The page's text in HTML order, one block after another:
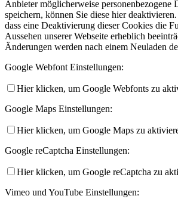
Anbieter möglicherweise personenbezogene
speichern, können Sie diese hier
dass eine Deaktivierung dieser Cookies die
Aussehen unserer Webseite erheblich
Änderungen werden nach einem Neuladen
Google Webfont Einstellungen:
Hier klicken, um Google Webfonts zu
Google Maps Einstellungen:
Hier klicken, um Google Maps zu
Google reCaptcha Einstellungen:
Hier klicken, um Google reCaptcha zu
Vimeo und YouTube Einstellungen: